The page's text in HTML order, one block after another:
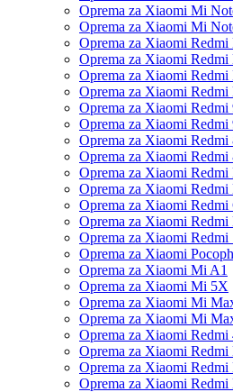
Oprema za Xiaomi Mi
Oprema za Xiaomi Mi
Oprema za Xiaomi Redmi
Oprema za Xiaomi Redmi
Oprema za Xiaomi Redmi
Oprema za Xiaomi Redmi
Oprema za Xiaomi Redmi
Oprema za Xiaomi Redmi
Oprema za Xiaomi Redmi
Oprema za Xiaomi Redmi
Oprema za Xiaomi Redmi
Oprema za Xiaomi Redmi
Oprema za Xiaomi Redmi
Oprema za Xiaomi Redmi
Oprema za Xiaomi Redmi
Oprema za Xiaomi
Oprema za Xiaomi Mi A1
Oprema za Xiaomi Mi 5X
Oprema za Xiaomi Mi
Oprema za Xiaomi Mi
Oprema za Xiaomi Redmi
Oprema za Xiaomi Redmi
Oprema za Xiaomi Redmi
Oprema za Xiaomi Redmi